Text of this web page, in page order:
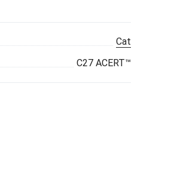
Cat
C27 ACERT™